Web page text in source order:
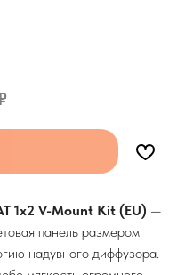
1x2 V-Mount Kit (EU) —
панель размером
надувного диффузора.